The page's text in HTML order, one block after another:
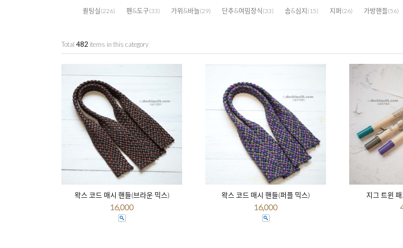
퀼팅실 (226) 펜&도구(33) 가위&바늘(29) 단추&여밈장식 (33) 솜&심지 (15) 지퍼 (26) 가방핸들(56)
Total 482 items in this category
왁스 코드 매시 핸들(브라운 믹스)
16,000
왁스 코드 매시 핸들(퍼플 믹스)
16,000
지그 트윈